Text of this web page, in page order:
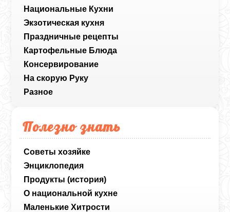
Национальные Кухни
Экзотическая кухня
Праздничные рецепты
Картофельные Блюда
Консервирование
На скорую Руку
Разное
Полезно знать
Советы хозяйке
Энциклопедия
Продукты (история)
О национальной кухне
Маленькие Хитрости